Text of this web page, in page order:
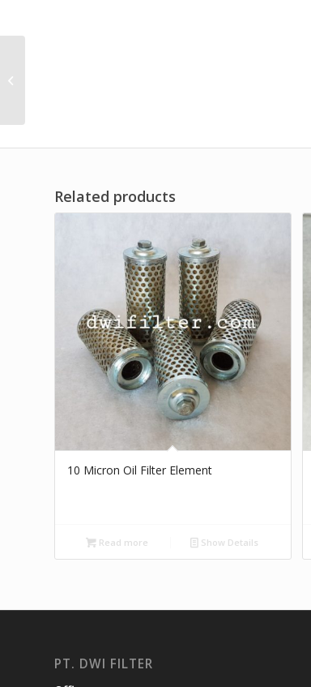
Related products
10 Micron Oil Filter Element
Read more Show Details
PT. DWI FILTER